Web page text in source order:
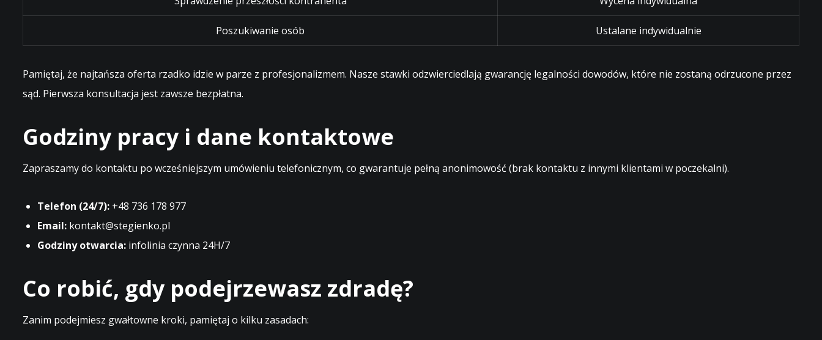
Poszukiwanie osób Ustalane indywidualnie
Pamiętaj, że najtańsza oferta rzadko idzie w parze z profesjonalizmem. Nasze stawki odzwierciedlają gwarancję legalności dowodów, które nie zostaną odrzucone przez
sąd. Pierwsza konsultacja jest zawsze bezpłatna.
Godziny pracy i dane kontaktowe
Zapraszamy do kontaktu po wcześniejszym umówieniu telefonicznym, co gwarantuje pełną anonimowość (brak kontaktu z innymi klientami w poczekalni).
Telefon (24/7): +48 736 178 977
Email: kontakt@stegienko.pl
Godziny otwarcia: infolinia czynna 24H/7
Co robić, gdy podejrzewasz zdradę?
Zanim podejmiesz gwałtowne kroki, pamiętaj o kilku zasadach: